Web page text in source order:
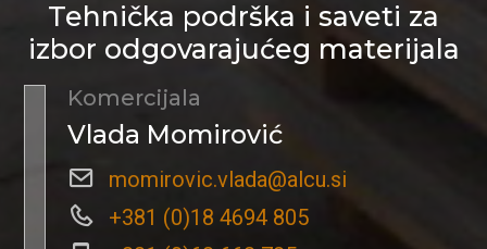
Tehnička podrška i saveti za
izbor odgovarajućeg materijala
Komercijala
Vlada Momirović
momirovic.vlada@alcu.si
+381 (0)18 4694 805